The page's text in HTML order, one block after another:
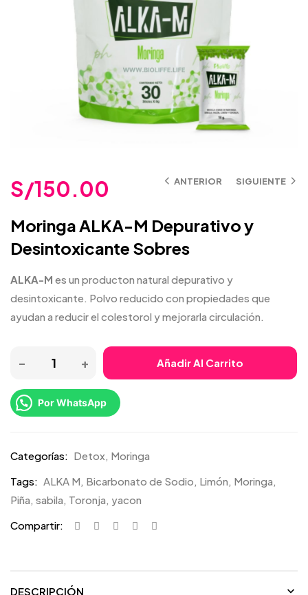
ANTERIOR SIGUIENTE
S/150.00
Moringa ALKA-M Depurativo y
Desintoxicante Sobres
ALKA-M es un producton natural depurativo y
desintoxicante. Polvo reducido con propiedades que
ayudan a reducir el colestorol y mejorarla circulación.
Añadir Al Carrito
Por WhatsApp
Categorías: Detox Moringa
Tags: ALKA M Bicarbonato de Sodio Limón Moringa
Piña sabila Toronja yacon
Compartir:
DESCRIPCIÓN